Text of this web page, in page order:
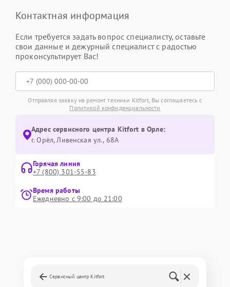
Контактная информация
Если требуется задать вопрос специалисту, оставьте
свои данные и дежурный специалист с радостью
проконсультирует Вас!
Отправляя заявку на ремонт техники Kitfort, Вы соглашаетесь с
Политикой конфиденциальности
Адрес сервисного центра Kitfort в Орле:
г. Орёл, Ливенская ул., 68А
Горячая линия
+7 (800) 301-55-83
Время работы
Ежедневно с 9:00 до 21:00
Сервисный центр Kitfort